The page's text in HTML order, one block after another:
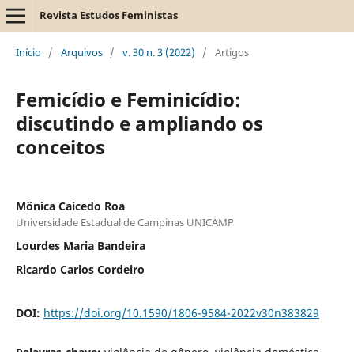
Revista Estudos Feministas
Início / Arquivos / v. 30 n. 3 (2022) / Artigos
Femicídio e Feminicídio:
discutindo e ampliando os
conceitos
Mônica Caicedo Roa
Universidade Estadual de Campinas UNICAMP
Lourdes Maria Bandeira
Ricardo Carlos Cordeiro
DOI: https://doi.org/10.1590/1806-9584-2022v30n383829